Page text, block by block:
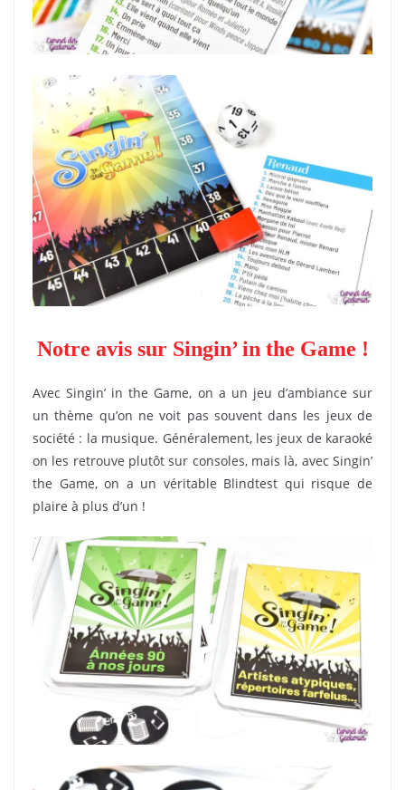
Notre avis sur Singin’ in the Game !
Avec Singin’ in the Game, on a un jeu d’ambiance sur
un thème qu’on ne voit pas souvent dans les jeux de
société : la musique. Généralement, les jeux de karaoké
on les retrouve plutôt sur consoles, mais là, avec Singin’
the Game, on a un véritable Blindtest qui risque de
plaire à plus d’un !